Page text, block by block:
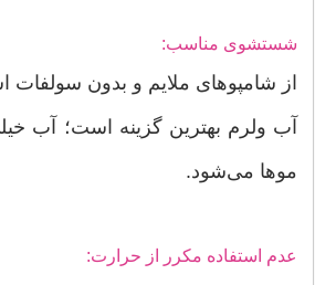
شستشوی مناسب:
از شامپوهای ملایم و بدون سولفات
آب ولرم بهترین گزینه است؛ آب
موها می‌شود.
عدم استفاده مکرر از حرارت: